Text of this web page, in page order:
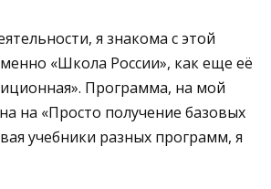
я знакома с этой
«Школа России», как еще её
Программа, на мой
на «Просто получение базовых
учебники разных программ, я